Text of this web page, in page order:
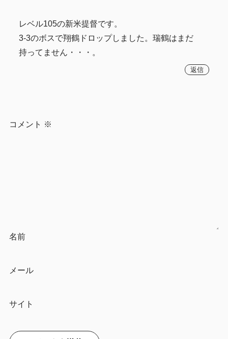
レベル105の新米提督です。
3-3のボスで翔鶴ドロップしました。瑞鶴はまだ
持ってません・・・。
返信
コメント ※
名前
メール
サイト